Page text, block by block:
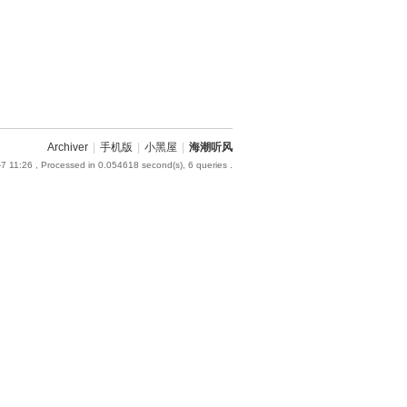
Archiver 手机版 小黑屋 海潮听风
11:26 , Processed in 0.054618 second(s), 6 queries .